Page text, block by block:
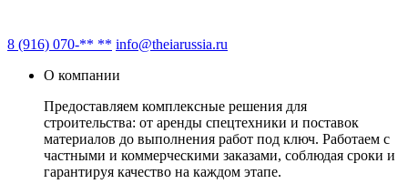
8 (916) 070-** ** info@theiarussia.ru
О компании
Предоставляем комплексные решения для
строительства: от аренды спецтехники и поставок
материалов до выполнения работ под ключ. Работаем с
частными и коммерческими заказами, соблюдая сроки и
гарантируя качество на каждом этапе.